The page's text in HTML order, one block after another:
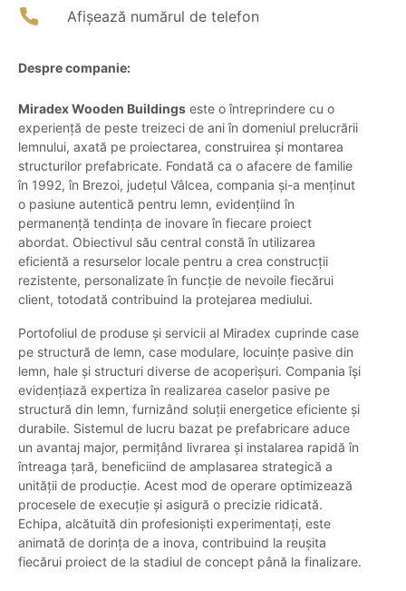
Afișează numărul de telefon
Despre companie:
Miradex Wooden Buildings este o întreprindere cu o
experiență de peste treizeci de ani în domeniul prelucrării
lemnului, axată pe proiectarea, construirea și montarea
structurilor prefabricate. Fondată ca o afacere de familie
în 1992, în Brezoi, județul Vâlcea, compania și-a menținut
o pasiune autentică pentru lemn, evidențiind în
permanență tendința de inovare în fiecare proiect
abordat. Obiectivul său central constă în utilizarea
eficientă a resurselor locale pentru a crea construcții
rezistente, personalizate în funcție de nevoile fiecărui
client, totodată contribuind la protejarea mediului.
Portofoliul de produse și servicii al Miradex cuprinde case
pe structură de lemn, case modulare, locuințe pasive din
lemn, hale și structuri diverse de acoperișuri. Compania își
evidențiază expertiza în realizarea caselor pasive pe
structură din lemn, furnizând soluții energetice eficiente și
durabile. Sistemul de lucru bazat pe prefabricare aduce
un avantaj major, permițând livrarea și instalarea rapidă în
întreaga țară, beneficiind de amplasarea strategică a
unității de producție. Acest mod de operare optimizează
procesele de execuție și asigură o precizie ridicată.
Echipa, alcătuită din profesioniști experimentați, este
animată de dorința de a inova, contribuind la reușita
fiecărui proiect de la stadiul de concept până la finalizare.